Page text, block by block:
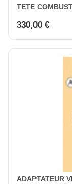
TETE
330,00 €
ADAPTATEUR